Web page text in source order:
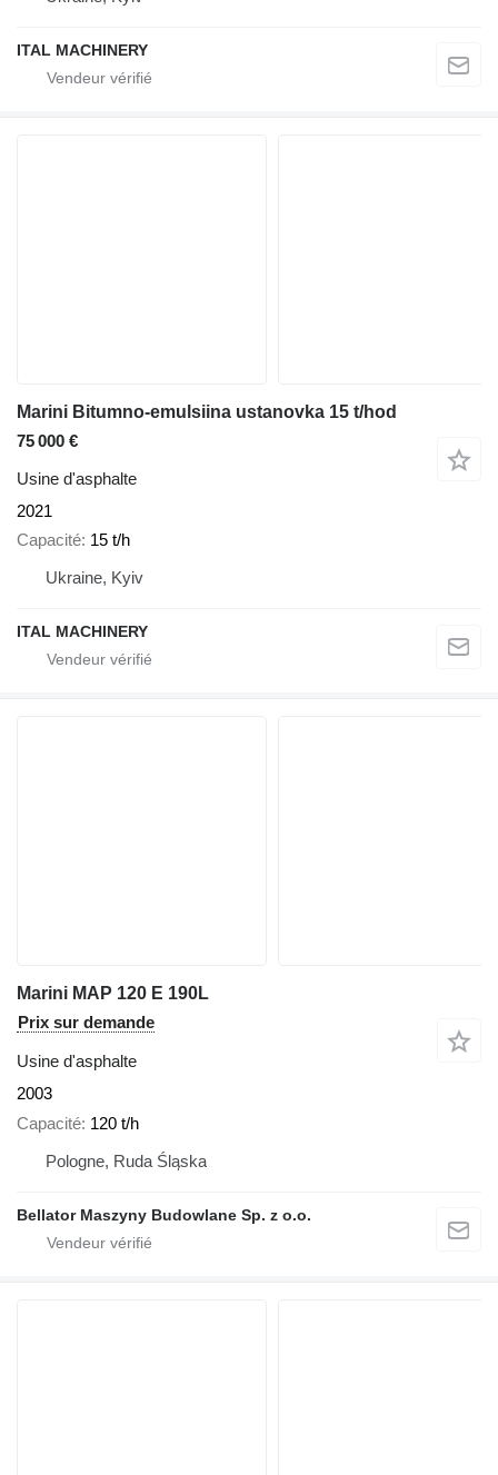
ITAL MACHINERY
Marini Bitumno-emulsiina ustanovka 15 t/hod
75 000 €
Usine d'asphalte
2021
Capacité 15 t/h
Ukraine, Kyiv
ITAL MACHINERY
Marini MAP 120 E 190L
Prix sur demande
Usine d'asphalte
2003
Capacité 120 t/h
Pologne, Ruda Śląska
Bellator Maszyny Budowlane Sp. z o.o.